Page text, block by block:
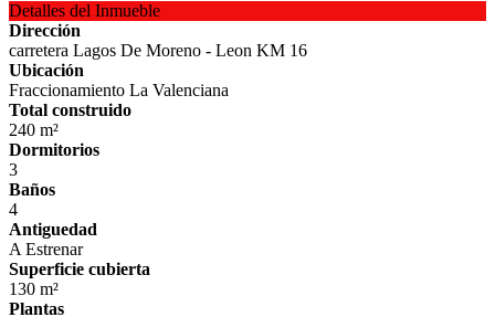
Detalles del Inmueble
Dirección
carretera Lagos De Moreno - Leon KM 16
Ubicación
Fraccionamiento La Valenciana
Total construido
240 m²
Dormitorios
3
Baños
4
Antiguedad
A Estrenar
Superficie cubierta
130 m²
Plantas